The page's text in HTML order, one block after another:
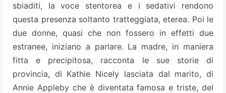
sbiaditi, la voce stentorea e i sedativi rendono
questa presenza soltanto tratteggiata, eterea. Poi le
due donne, quasi che non fossero in effetti due
estranee, iniziano a parlare. La madre, in maniera
fitta e precipitosa, racconta le sue storie di
provincia, di Kathie Nicely lasciata dal marito, di
Annie Appleby che è diventata famosa e triste, del